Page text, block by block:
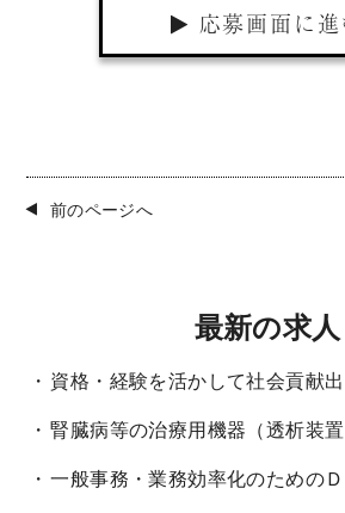
応募画面に進
前のページへ
最新の求人
資格・経験を活かして社会貢献
腎臓病等の治療用機器（透析装
一般事務・業務効率化のための